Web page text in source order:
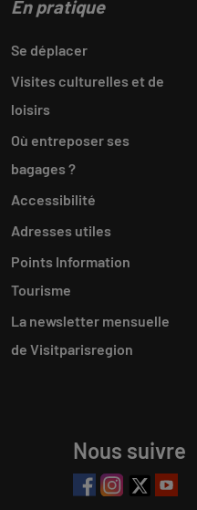
En pratique
Se déplacer
Visites culturelles et de
loisirs
Où entreposer ses
bagages ?
Accessibilité
Adresses utiles
Points Information
Tourisme
La newsletter mensuelle
de Visitparisregion
Nous suivre